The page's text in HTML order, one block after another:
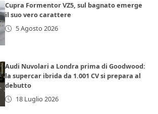
Cupra Formentor VZ5, sul bagnato emerge
il suo vero carattere
5 Agosto 2026
Audi Nuvolari a Londra prima di Goodwood:
la supercar ibrida da 1.001 CV si prepara al
debutto
18 Luglio 2026